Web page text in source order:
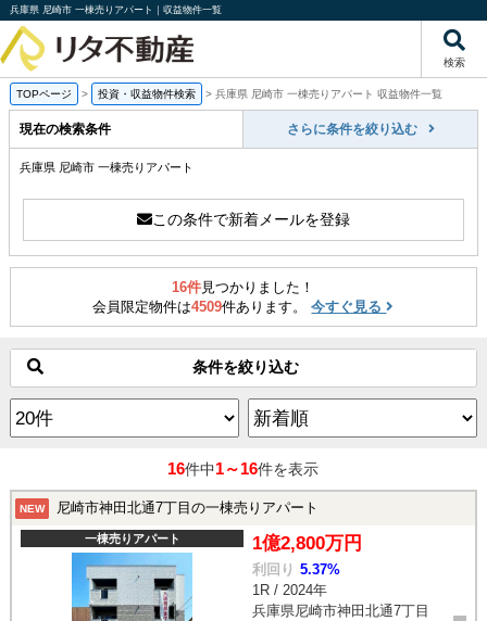
兵庫県 尼崎市 一棟売りアパート｜収益物件一覧
検索
TOPページ > 投資・収益物件検索 > 兵庫県 尼崎市 一棟売りアパート 収益物件一覧
現在の検索条件 さらに条件を絞り込む
兵庫県 尼崎市 一棟売りアパート
この条件で新着メールを登録
16件見つかりました！
会員限定物件は4509件あります。今すぐ見る
条件を絞り込む
16件中1～16件を表示
NEW 尼崎市神田北通7丁目の一棟売りアパート
一棟売りアパート 1億2,800万円
利回り 5.37%
1R / 2024年
兵庫県尼崎市神田北通7丁目